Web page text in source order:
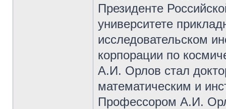
Президенте
университете
исследовательском
корпорации по
А.И. Орлов стал
математическим и
Профессором А.И.